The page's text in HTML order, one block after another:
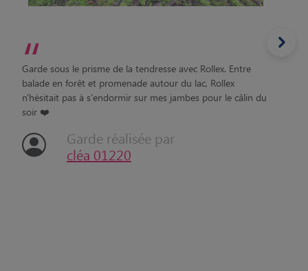
“
Garde sous le prisme de la tendresse avec Rollex. Entre
balade en forêt et promenade autour du lac, Rollex
n'hésitait pas à s'endormir sur mes jambes pour le câlin du
soir ❤️
Garde réalisée par
cléa 01220